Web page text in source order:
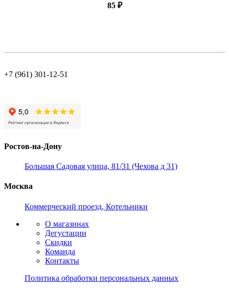
85 ₽
+7 (961) 301-12-51
Ростов-на-Дону
Большая Садовая улица, 81/31 (Чехова д 31)
Москва
Коммерческий проезд, Котельники
О магазинах
Дегустации
Скидки
Команда
Контакты
Политика обработки персональных данных